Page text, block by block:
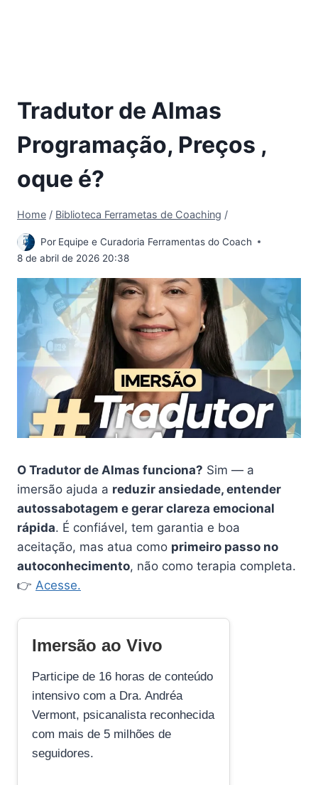
Tradutor de Almas
Programação, Preços ,
oque é?
Home / Biblioteca Ferrametas de Coaching /
Por Equipe e Curadoria Ferramentas do Coach
8 de abril de 2026 20:38
O Tradutor de Almas funciona? Sim — a
imersão ajuda a reduzir ansiedade, entender
autossabotagem e gerar clareza emocional
rápida. É confiável, tem garantia e boa
aceitação, mas atua como primeiro passo no
autoconhecimento, não como terapia completa.
👉 Acesse.
Imersão ao Vivo
Participe de 16 horas de conteúdo
intensivo com a Dra. Andréa
Vermont, psicanalista reconhecida
com mais de 5 milhões de
seguidores.